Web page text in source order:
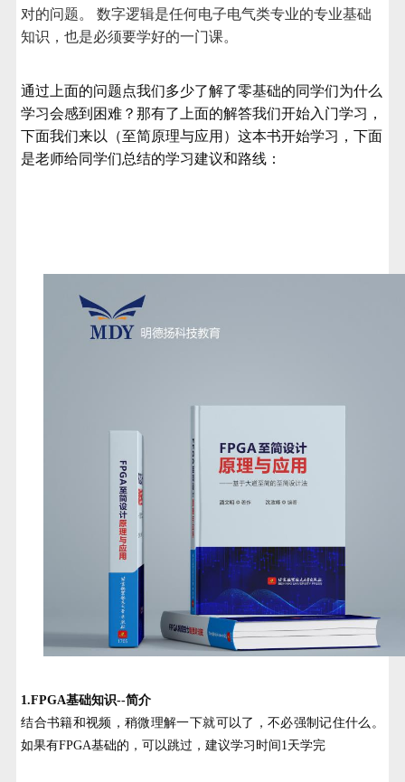
对的问题。 数字逻辑是任何电子电气类专业的专业基础
知识，也是必须要学好的一门课。
通过上面的问题点我们多少了解了零基础的同学们为什么
学习会感到困难？那有了上面的解答我们开始入门学习，
下面我们来以（至简原理与应用）这本书开始学习，下面
是老师给同学们总结的学习建议和路线：
1.FPGA基础知识--简介
结合书籍和视频，稍微理解一下就可以了，不必强制记住什么。
如果有FPGA基础的，可以跳过，建议学习时间1天学完